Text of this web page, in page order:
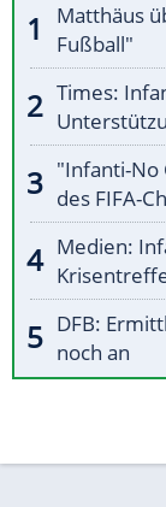
Matthäus
Fußball"
Times:
"Infanti-No
des FIFA-
Medien:
DFB:
noch an